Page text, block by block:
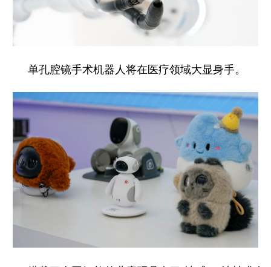
单孔腔镜手术机器人将在医疗领域大显身手。